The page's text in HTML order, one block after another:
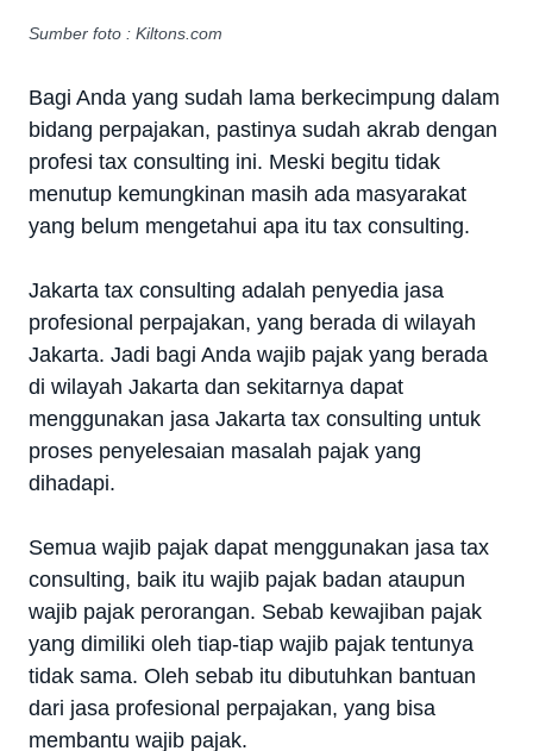
Sumber foto : Kiltons.com
Bagi Anda yang sudah lama berkecimpung dalam
bidang perpajakan, pastinya sudah akrab dengan
profesi tax consulting ini. Meski begitu tidak
menutup kemungkinan masih ada masyarakat
yang belum mengetahui apa itu tax consulting.
Jakarta tax consulting adalah penyedia jasa
profesional perpajakan, yang berada di wilayah
Jakarta. Jadi bagi Anda wajib pajak yang berada
di wilayah Jakarta dan sekitarnya dapat
menggunakan jasa Jakarta tax consulting untuk
proses penyelesaian masalah pajak yang
dihadapi.
Semua wajib pajak dapat menggunakan jasa tax
consulting, baik itu wajib pajak badan ataupun
wajib pajak perorangan. Sebab kewajiban pajak
yang dimiliki oleh tiap-tiap wajib pajak tentunya
tidak sama. Oleh sebab itu dibutuhkan bantuan
dari jasa profesional perpajakan, yang bisa
membantu wajib pajak.